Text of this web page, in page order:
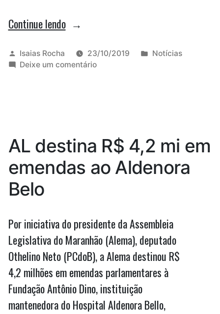
Continue lendo“Umbelino
execução
da
para
depressão”
Publicado
por
Isaias Rocha 23/10/2019
Publicado
Notícias
Deixe um comentárioem
alerta
para
depressão
AL destina R$ 4,2 mi em
emendas ao Aldenora
Belo
Por iniciativa do presidente da Assembleia
Legislativa do Maranhão (Alema), deputado
Othelino Neto (PCdoB), a Alema destinou R$
4,2 milhões em emendas parlamentares à
Fundação Antônio Dino, instituição
mantenedora do Hospital Aldenora Bello,